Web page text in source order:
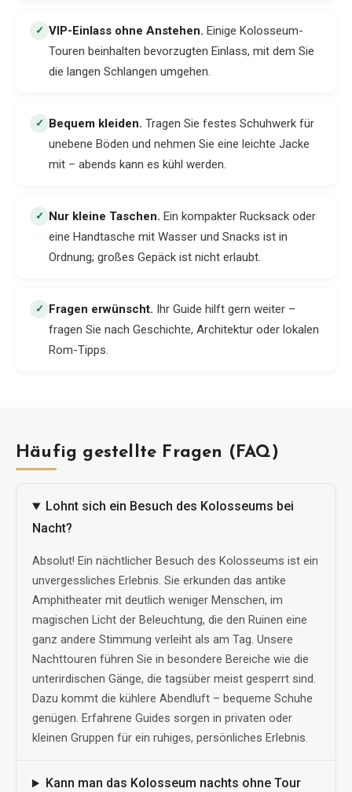
✓ VIP-Einlass ohne Anstehen. Einige Kolosseum-
Touren beinhalten bevorzugten Einlass, mit dem Sie
die langen Schlangen umgehen.
✓ Bequem kleiden. Tragen Sie festes Schuhwerk für
unebene Böden und nehmen Sie eine leichte Jacke
mit – abends kann es kühl werden.
✓ Nur kleine Taschen. Ein kompakter Rucksack oder
eine Handtasche mit Wasser und Snacks ist in
Ordnung; großes Gepäck ist nicht erlaubt.
✓ Fragen erwünscht. Ihr Guide hilft gern weiter –
fragen Sie nach Geschichte, Architektur oder lokalen
Rom-Tipps.
Häufig gestellte Fragen (FAQ)
Lohnt sich ein Besuch des Kolosseums bei
Nacht?
Absolut! Ein nächtlicher Besuch des Kolosseums ist ein
unvergessliches Erlebnis. Sie erkunden das antike
Amphitheater mit deutlich weniger Menschen, im
magischen Licht der Beleuchtung, die den Ruinen eine
ganz andere Stimmung verleiht als am Tag. Unsere
Nachttouren führen Sie in besondere Bereiche wie die
unterirdischen Gänge, die tagsüber meist gesperrt sind.
Dazu kommt die kühlere Abendluft – bequeme Schuhe
genügen. Erfahrene Guides sorgen in privaten oder
kleinen Gruppen für ein ruhiges, persönliches Erlebnis.
Kann man das Kolosseum nachts ohne Tour